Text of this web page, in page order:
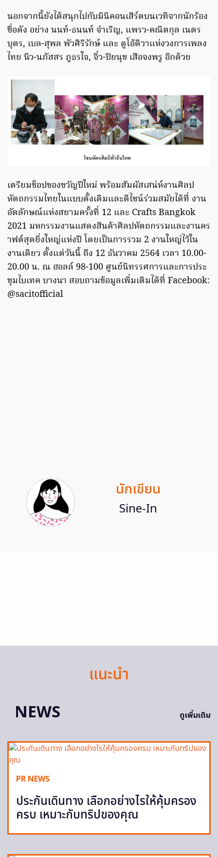
นอกจากนี้ยังได้สนุกไปกับมินิคอนเสิร์ตบนเวทีจากนักร้อง
ชื่อดัง อย่าง นนท์-ธนนท์ จำเริญ, แพรว-คณิตกุล เนตร
บุตร, เบล-สุพล พัวศิริรักษ์ และ ดูโอ้ดีวาแห่งวงการเพลง
ไทย นิว-นภัสสร ภูธรใจ, จิ๋ว-ปิยนุช เสือจงพรู อีกด้วย
เตรียมช็อปของขวัญปีใหม่ พร้อมสัมผัสเสน่ห์งานศิลป
หัตถกรรมไทยในแบบดั้งเดิมและดีไซน์ร่วมสมัยได้ที่ งาน
อัตลักษณ์แห่งสยามครั้งที่ 12 และ Crafts Bangkok
2021 มหกรรมงานแสดงสินค้าศิลปหัตถกรรมและงานคร
าฟต์สุดยิ่งใหญ่แห่งปี โดยเป็นการรวม 2 งานใหญ่ไว้ใน
งานเดียว ตั้งแต่วันนี้ ถึง 12 ธันวาคม 2564 เวลา 10.00-
20.00 น. ณ ฮอลล์ 98-100 ศูนย์นิทรรศการและการประ
ชุมไบเทค บางนา สอบถามข้อมูลเพิ่มเติมได้ที่ Facebook:
@sacitofficial
นักเขียน
Sine-In
แนะนำ
NEWS
ดูเพิ่มเติม
PR NEWS
ประกันเดินทาง เลือกอย่างไรให้คุ้มครอง
ครบ เหมาะกับทริปของคุณ